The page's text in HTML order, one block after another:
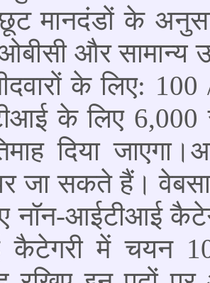
मानदंडों के
और सामान्य
के लिए:
के लिए
दिया
जा सकते हैं।
नॉन-आईटीआई
कैटेगरी में चयन